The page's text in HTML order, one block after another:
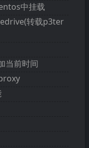
中挂载
转载p3ter
当前时间